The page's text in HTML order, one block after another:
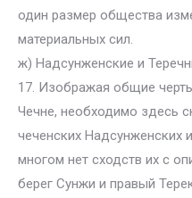
один размер общества
материальных сил.
ж) Надсунженские и
17. Изображая общие
Чечне, необходимо здесь
чеченских Надсунженских
многом нет сходств их с
берег Сунжи и правый